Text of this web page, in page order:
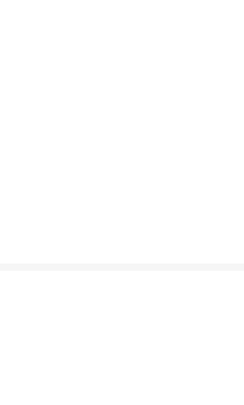
รีมเหล่านี้เพื่อใช้ในแอปอีกด้วย!